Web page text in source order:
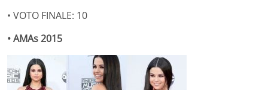
• VOTO FINALE: 10
• AMAs 2015